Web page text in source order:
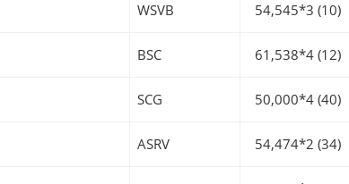
WSVB 54,545*3 (10)
BSC 61,538*4 (12)
SCG 50,000*4 (40)
ASRV 54,474*2 (34)